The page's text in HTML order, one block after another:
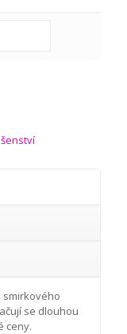
smirkového
se dlouhou
ceny.